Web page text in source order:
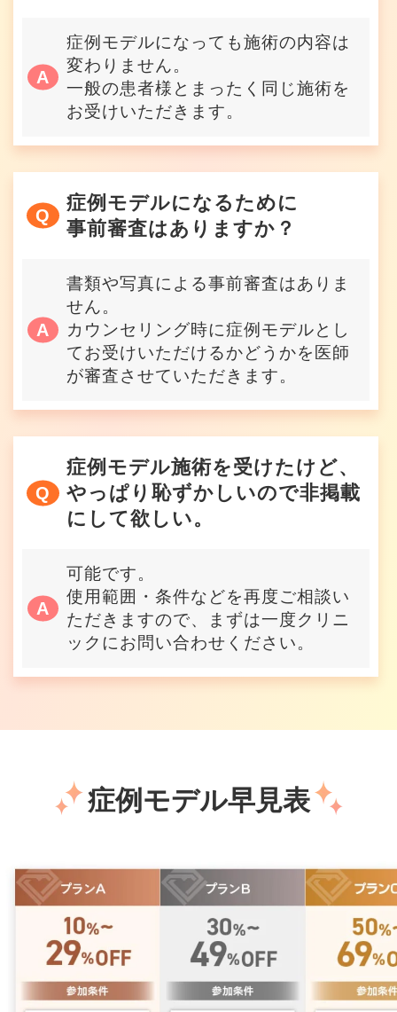
症例モデルになっても施術の内容は
変わりません。
一般の患者様とまったく同じ施術を
お受けいただきます。
症例モデルになるために
事前審査はありますか？
書類や写真による事前審査はありま
せん。
カウンセリング時に症例モデルとし
てお受けいただけるかどうかを医師
が審査させていただきます。
症例モデル施術を受けたけど、
やっぱり恥ずかしいので非掲載
にして欲しい。
可能です。
使用範囲・条件などを再度ご相談い
ただきますので、まずは一度クリニ
ックにお問い合わせください。
症例モデル早見表